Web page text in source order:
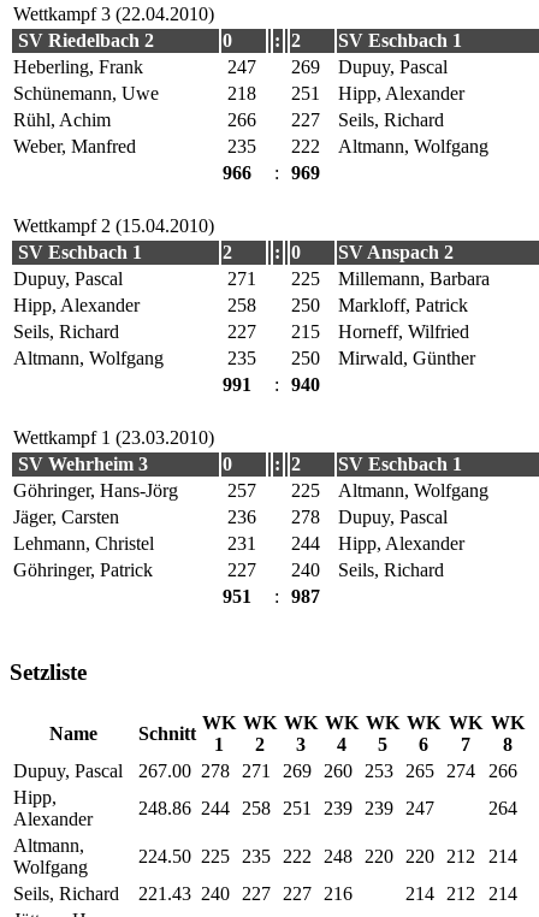
Wettkampf 3 (22.04.2010)
SV Riedelbach 2
0 : 2
SV Eschbach 1
Heberling, Frank
247 269
Dupuy, Pascal
Schünemann, Uwe
218 251
Hipp, Alexander
Rühl, Achim
266 227
Seils, Richard
Weber, Manfred
235 222
Altmann, Wolfgang
966
: 969
Wettkampf 2 (15.04.2010)
SV Eschbach 1
2 : 0
SV Anspach 2
Dupuy, Pascal
271 225
Millemann, Barbara
Hipp, Alexander
258 250
Markloff, Patrick
Seils, Richard
227 215
Horneff, Wilfried
Altmann, Wolfgang
235 250
Mirwald, Günther
991
: 940
Wettkampf 1 (23.03.2010)
SV Wehrheim 3
0 : 2
SV Eschbach 1
Göhringer, Hans-Jörg
257 225
Altmann, Wolfgang
Jäger, Carsten
236 278
Dupuy, Pascal
Lehmann, Christel
231 244
Hipp, Alexander
Göhringer, Patrick
227 240
Seils, Richard
951
: 987
Setzliste
Name Schnitt
WK
1
WK
2
WK
3
WK
4
WK
5
WK
6
WK
7
WK
8
Dupuy, Pascal
267.00 278 271 269 260 253 265 274
266
Hipp,
Alexander
248.86 244 258 251 239 239 247
264
Altmann,
Wolfgang
224.50 225 235 222 248 220 220 212
214
Seils, Richard
221.43 240 227 227 216 214 212
214